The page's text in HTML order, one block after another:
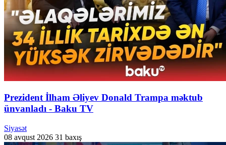
Prezident İlham Əliyev Donald Trampa məktub
ünvanladı - Baku TV
Siyasət
08 avqust 2026 31 baxış